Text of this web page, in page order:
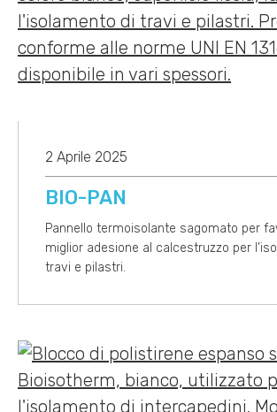
2 Aprile 2025
BIO-PAN
Pannello termoisolante sagomato per
miglior adesione al calcestruzzo per
travi e pilastri.